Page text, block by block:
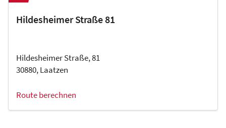
Hildesheimer Straße 81
Hildesheimer Straße, 81
30880, Laatzen
Route berechnen